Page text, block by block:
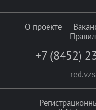
О проекте
+7 (8452)